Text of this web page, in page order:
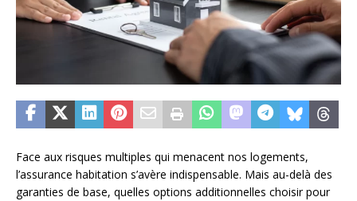
Face aux risques multiples qui menacent nos logements,
l’assurance habitation s’avère indispensable. Mais au-delà des
garanties de base, quelles options additionnelles choisir pour